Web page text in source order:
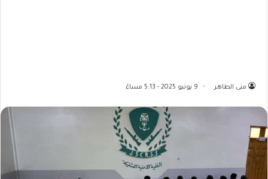
منى الطاهر 9 يونيو 2025 - 5:13 مساءً